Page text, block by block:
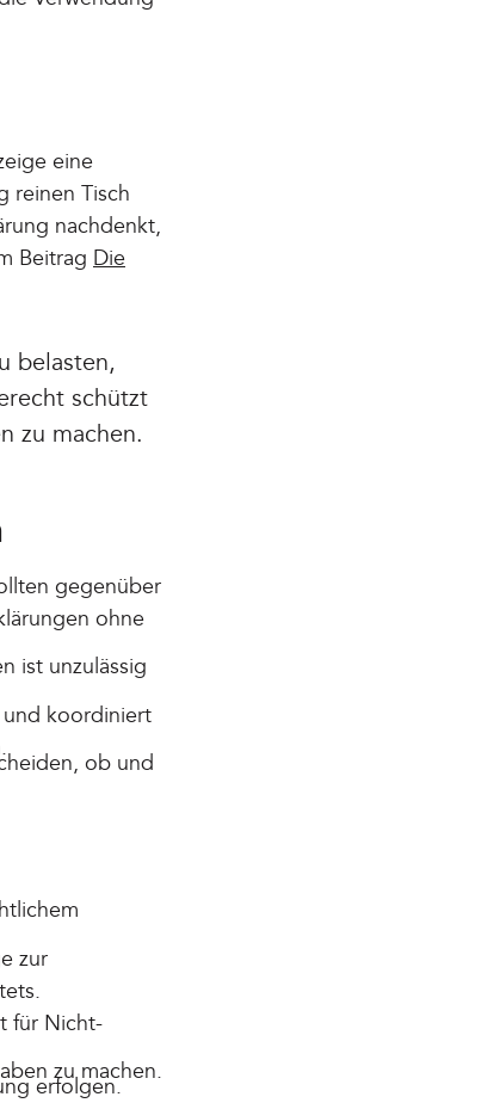
eine
reinen Tisch
nachdenkt,
Beitrag Die
belasten,
schützt
zu machen.
gegenüber
ohne
ist unzulässig
koordiniert
ob und
zur
für Nicht-
zu machen.
erfolgen.